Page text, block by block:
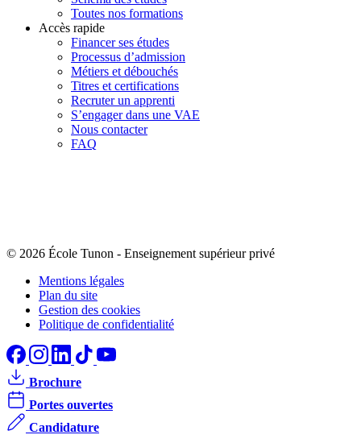
Toutes nos formations
Accès rapide
Financer ses études
Processus d’admission
Métiers et débouchés
Titres et certifications
Recruter un apprenti
S’engager dans une VAE
Nous contacter
FAQ
© 2026 École Tunon - Enseignement supérieur privé
Mentions légales
Plan du site
Gestion des cookies
Politique de confidentialité
Brochure
Portes ouvertes
Candidature